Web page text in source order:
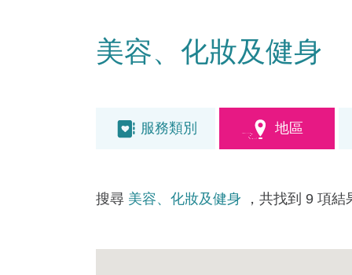
美容、化妝及健身
服務類別 地區
搜尋 美容、化妝及健身 ，共找到 9 項結